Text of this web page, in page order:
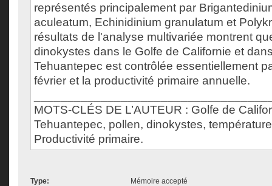
représentés principalement par
aculeatum, Echinidinium granulatum et
résultats de l'analyse multivariée montrent
dinokystes dans le Golfe de Californie et
Tehuantepec est contrôlée essentiellement
février et la productivité primaire annuelle.
MOTS-CLÉS DE L’AUTEUR : Golfe de
Tehuantepec, pollen, dinokystes,
Productivité primaire.
Type:
Mémoire accepté